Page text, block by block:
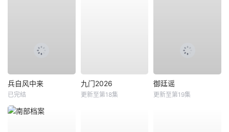
兵自风中来
已完结
九门2026
更新至第18集
御廷谣
更新至第19集